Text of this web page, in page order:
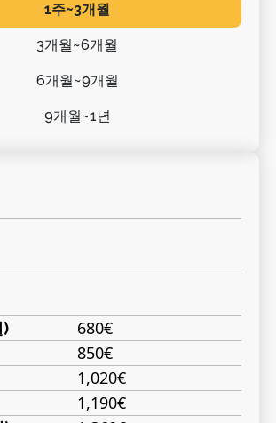
1주~3개월
3개월~6개월
6개월~9개월
9개월~1년
) 680€
850€
1,020€
1,190€